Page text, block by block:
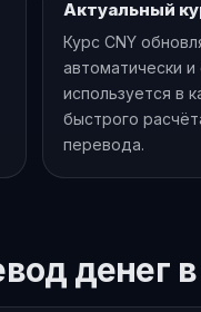
Актуальный
Курс CNY
автоматически и
используется в
быстрого
перевода.
денег